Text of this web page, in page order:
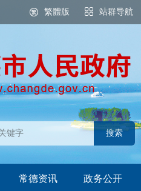
繁體版 站群导航
常德资讯
政务公开